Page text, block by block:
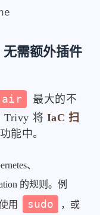
需额外插件
最大的不
Trivy 将 IaC 扫
能中。
、
的规则。例
用
sudo
，或